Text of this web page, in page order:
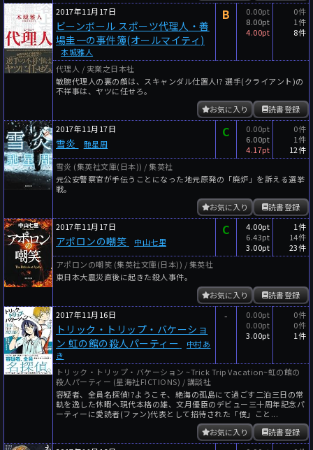
2017年11月17日
ビーンボール スポーツ代理人・善
場圭一の事件簿(オールマイティ)
本城雅人
B
0.00pt
8.00pt
4.00pt
0件
1件
8件
代理人 / 実業之日本社
敏腕代理人の裏の顔は、スキャンダル仕置人!? 選手(クライアント)の
不祥事は、ヤツに任せろ。
読書登録
お気に入り
2017年11月17日
雪炎 馳星周
C
0.00pt
6.00pt
4.17pt
0件
1件
12件
雪炎 (集英社文庫(日本)) / 集英社
元公安警察官が手伝うことになった地元原発の「廃炉」を訴える選挙
戦。
読書登録
お気に入り
2017年11月17日
アポロンの嘲笑 中山七里
C
4.00pt
6.43pt
3.00pt
1件
14件
23件
アポロンの嘲笑 (集英社文庫(日本)) / 集英社
東日本大震災直後に起きた殺人事件。
読書登録
お気に入り
2017年11月16日
トリック・トリップ・バケーショ
ン 虹の館の殺人パーティー
中村あ
き
-
0.00pt
0.00pt
3.00pt
0件
0件
1件
トリック・トリップ・バケーション ~Trick Trip Vacation~虹の館の
殺人パーティー (星海社FICTIONS) / 講談社
容疑者、全員名探偵!?ようこそ、絶海の孤島にて過ごす二泊三日の常
軌を逸した休暇へ現代本格の雄、文月優臣のデビュー三十周年記念パ
ーティーに愛読者(ファン)代表として招待された「僕」こと...
読書登録
お気に入り